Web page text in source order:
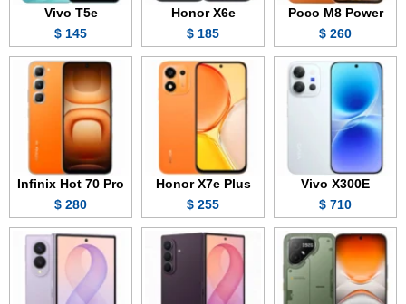
Poco M8 Power
260 $
Honor X6e
185 $
Vivo T5e
145 $
Vivo X300E
710 $
Honor X7e Plus
255 $
Infinix Hot 70 Pro
280 $